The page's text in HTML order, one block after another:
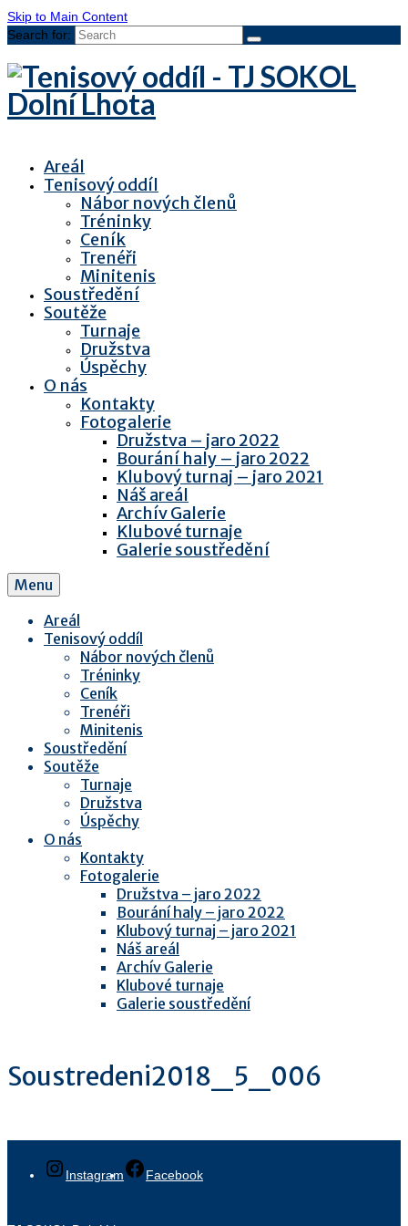
Skip to Main Content
Search for:
Areál
Tenisový oddíl
Nábor nových členů
Tréninky
Ceník
Trenéři
Minitenis
Soustředění
Soutěže
Turnaje
Družstva
Úspěchy
O nás
Kontakty
Fotogalerie
Družstva – jaro 2022
Bourání haly – jaro 2022
Klubový turnaj – jaro 2021
Náš areál
Archív Galerie
Klubové turnaje
Galerie soustředění
Menu
Areál
Tenisový oddíl
Nábor nových členů
Tréninky
Ceník
Trenéři
Minitenis
Soustředění
Soutěže
Turnaje
Družstva
Úspěchy
O nás
Kontakty
Fotogalerie
Družstva – jaro 2022
Bourání haly – jaro 2022
Klubový turnaj – jaro 2021
Náš areál
Archív Galerie
Klubové turnaje
Galerie soustředění
Soustredeni2018_5_006
Instagram Facebook